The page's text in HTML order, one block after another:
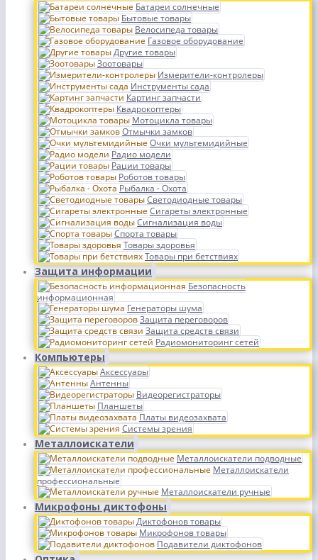
Батареи солнечные
Бытовые товары
Велосипеда товары
Газовое оборудование
Другие товары
Зоотовары
Измерители-контролеры
Инструменты сада
Картинг запчасти
Квадрокоптеры
Мотоцикла товары
Отмычки замков
Очки мультемидийные
Радио модели
Рации товары
Роботов товары
Рыбалка - Охота
Светодиодные товары
Сигареты электронные
Сигнализация воды
Спорта товары
Товары здоровья
Товары при бетствиях
Защита информации
Безопасность
информационная
Генераторы шума
Защита переговоров
Защита средств связи
Радиомониторинг сетей
Компьютеры
Аксессуары
Антенны
Видеорегистраторы
Планшеты
Платы видеозахвата
Системы зрения
Металлоискатели
Металлоискатели подводные
Металлоискатели
профессиональные
Металлоискатели ручные
Микрофоны диктофоны
Диктофонов товары
Микрофонов товары
Подавители диктофонов